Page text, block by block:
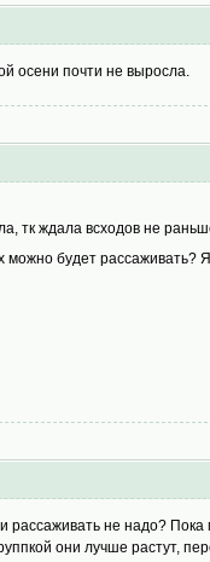
осени почти не выросла.
тк ждала всходов не
можно будет рассаживать?
рассаживать не надо? Пока
они лучше растут,